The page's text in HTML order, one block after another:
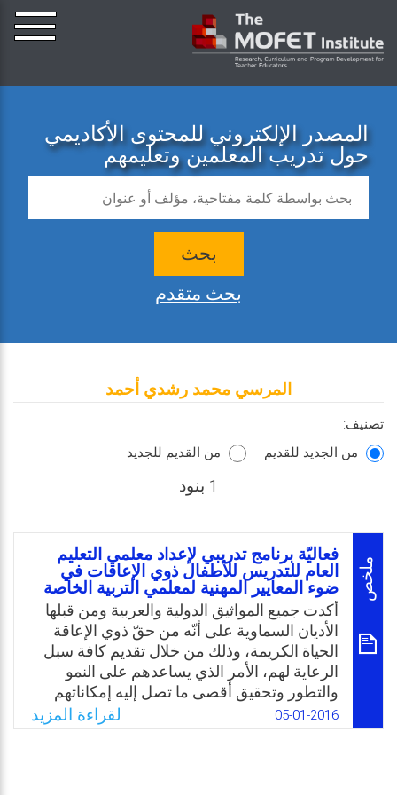
المصدر الإلكتروني للمحتوى الأكاديمي
حول تدريب المعلمين وتعليمهم
بحث
بحث متقدم
المرسي محمد رشدي أحمد
تصنيف:
من الجديد للقديم
من القديم للجديد
1 بنود
ملخص
فعاليّة برنامج تدريبي لإعداد معلمي التعليم
العام للتدريس للأطفال ذوي الإعاقات في
ضوء المعايير المهنية لمعلمي التربية الخاصة
أكدت جميع المواثيق الدولية والعربية ومن قبلها
الأديان السماوية على أنّه من حقّ ذوي الإعاقة
الحياة الكريمة، وذلك من خلال تقديم كافة سبل
الرعاية لهم، الأمر الذي يساعدهم على النمو
والتطور وتحقيق أقصى ما تصل إليه إمكاناتهم
وقدراتهم. وينفرد البحث الحالي عن غيره من
البحوث السابقة في أنّه يدعو إلى الاهتمام بالتنمية
05-01-2016 لقراءة المزيد